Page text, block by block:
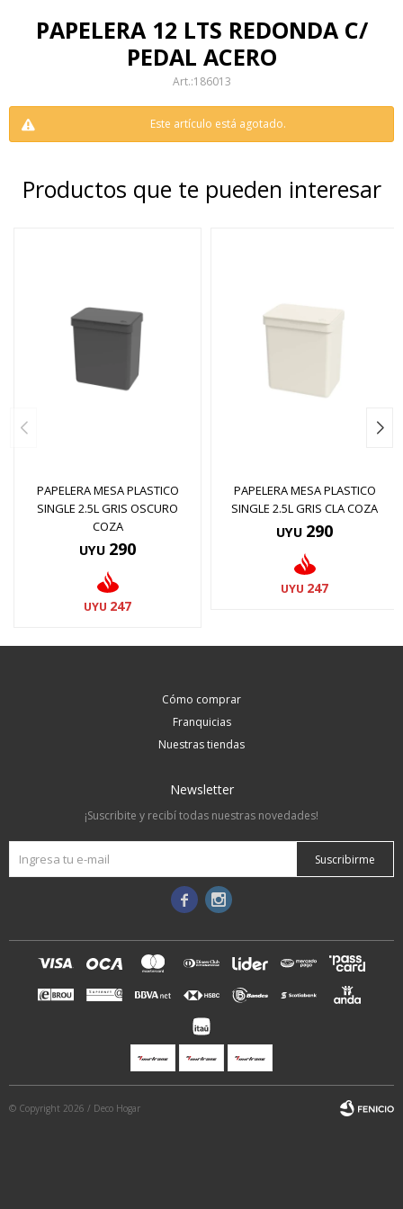
PAPELERA 12 LTS REDONDA C/
PEDAL ACERO
186013
Este artículo está agotado.
Productos que te pueden interesar
PAPELERA MESA PLASTICO
SINGLE 2.5L GRIS OSCURO
COZA
UYU 290
UYU 247
PAPELERA MESA PLASTICO
SINGLE 2.5L GRIS CLA COZA
UYU 290
UYU 247
Cómo comprar
Franquicias
Nuestras tiendas
Newsletter
¡Suscribite y recibí todas nuestras novedades!
Suscribirme
 
© Copyright 2026 / Deco Hogar